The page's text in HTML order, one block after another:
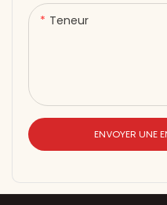
Teneur
ENVOYER UNE